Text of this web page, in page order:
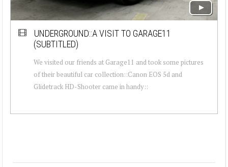
UNDERGROUND::A VISIT TO GARAGE11
(SUBTITLED)
We visited our friends at Garage11 and took some pictures
of their beautiful car collection::Canon EOS 5d and
Glidetrack HD-Shooter came in handy::